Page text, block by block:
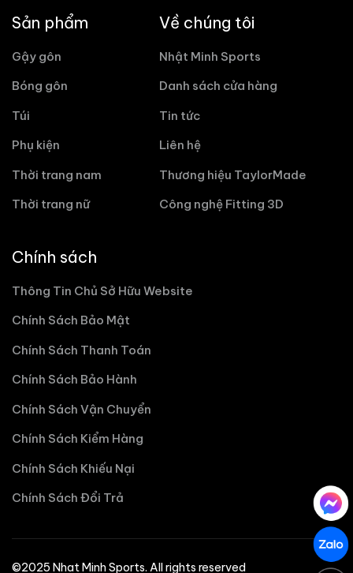
Sản phẩm
Gậy gôn
Bóng gôn
Túi
Phụ kiện
Thời trang nam
Thời trang nữ
Về chúng tôi
Nhật Minh Sports
Danh sách cửa hàng
Tin tức
Liên hệ
Thương hiệu TaylorMade
Công nghệ Fitting 3D
Chính sách
Thông Tin Chủ Sở Hữu Website
Chính Sách Bảo Mật
Chính Sách Thanh Toán
Chính Sách Bảo Hành
Chính Sách Vận Chuyển
Chính Sách Kiểm Hàng
Chính Sách Khiếu Nại
Chính Sách Đổi Trả
©2025 Nhat Minh Sports. All rights reserved